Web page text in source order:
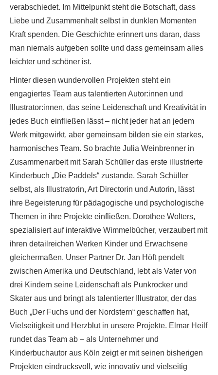
verabschiedet. Im Mittelpunkt steht die Botschaft, dass
Liebe und Zusammenhalt selbst in dunklen Momenten
Kraft spenden. Die Geschichte erinnert uns daran, dass
man niemals aufgeben sollte und dass gemeinsam alles
leichter und schöner ist.
Hinter diesen wundervollen Projekten steht ein
engagiertes Team aus talentierten Autor:innen und
Illustrator:innen, das seine Leidenschaft und Kreativität in
jedes Buch einfließen lässt – nicht jeder hat an jedem
Werk mitgewirkt, aber gemeinsam bilden sie ein starkes,
harmonisches Team. So brachte Julia Weinbrenner in
Zusammenarbeit mit Sarah Schüller das erste illustrierte
Kinderbuch „Die Paddels“ zustande. Sarah Schüller
selbst, als Illustratorin, Art Directorin und Autorin, lässt
ihre Begeisterung für pädagogische und psychologische
Themen in ihre Projekte einfließen. Dorothee Wolters,
spezialisiert auf interaktive Wimmelbücher, verzaubert mit
ihren detailreichen Werken Kinder und Erwachsene
gleichermaßen. Unser Partner Dr. Jan Höft pendelt
zwischen Amerika und Deutschland, lebt als Vater von
drei Kindern seine Leidenschaft als Punkrocker und
Skater aus und bringt als talentierter Illustrator, der das
Buch „Der Fuchs und der Nordstern“ geschaffen hat,
Vielseitigkeit und Herzblut in unsere Projekte. Elmar Heilf
rundet das Team ab – als Unternehmer und
Kinderbuchautor aus Köln zeigt er mit seinen bisherigen
Projekten eindrucksvoll, wie innovativ und vielseitig